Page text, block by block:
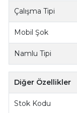
Çalışma Tipi
Mobil Şok
Namlu Tipi
Diğer Özellikler
Stok Kodu